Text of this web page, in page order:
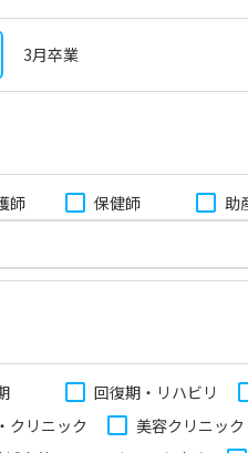
3月卒業
師 保健師
助
回復期・リハビリ
クリニック 美容クリニック